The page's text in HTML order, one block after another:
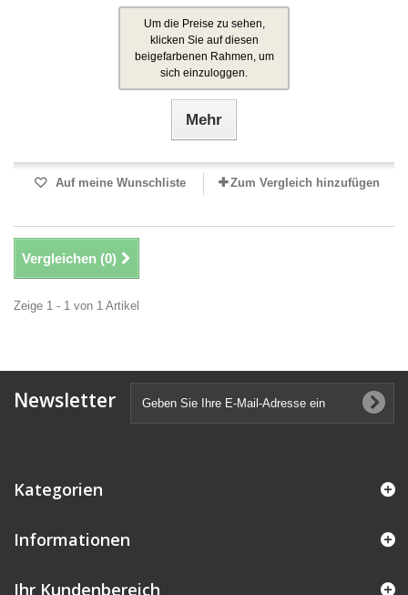
Um die Preise zu sehen,
klicken Sie auf diesen
beigefarbenen Rahmen, um
sich einzuloggen.
Mehr
Auf meine Wunschliste Zum Vergleich hinzufügen
Vergleichen (0)
Zeige 1 - 1 von 1 Artikel
Newsletter
Kategorien
Informationen
Ihr Kundenbereich